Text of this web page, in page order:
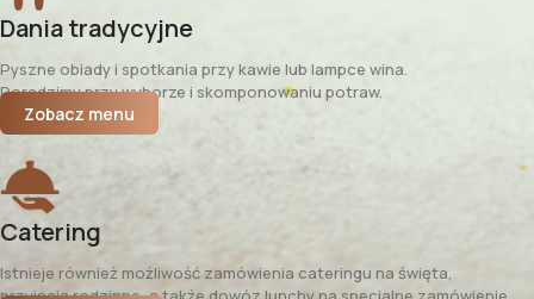
Dania tradycyjne
Pyszne obiady i spotkania przy kawie lub lampce wina.
Doradzimy przy wyborze i skomponowaniu potraw.
Zobacz menu
Catering
Istnieje również możliwość zamówienia cateringu na święta,